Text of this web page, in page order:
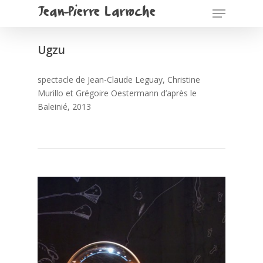
Jean-Pierre Larroche
Ugzu
spectacle de Jean-Claude Leguay, Christine
Murillo et Grégoire Oestermann d’après le
Baleinié, 2013
Pour commencer
Cosmogonie portative
Oreilles! – 2022
Pièces sonnantes et
trébuchantes – 2022
textes de
Scénographies
selection)